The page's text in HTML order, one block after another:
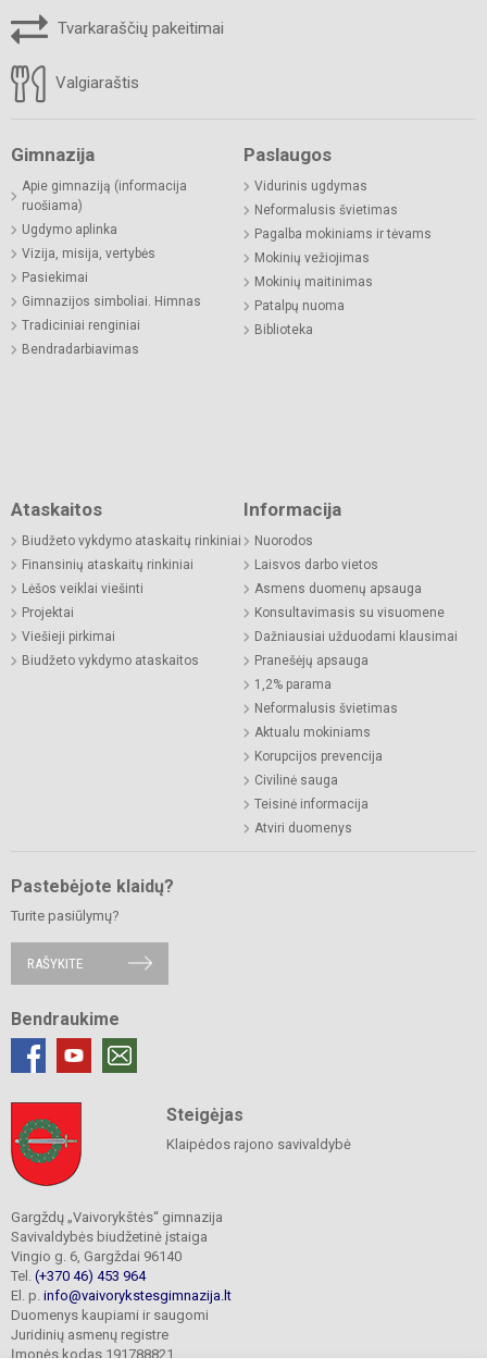
Tvarkaraščių pakeitimai
Valgiaraštis
Gimnazija
Apie gimnaziją (informacija
ruošiama)
Ugdymo aplinka
Vizija, misija, vertybės
Pasiekimai
Gimnazijos simboliai. Himnas
Tradiciniai renginiai
Bendradarbiavimas
Paslaugos
Vidurinis ugdymas
Neformalusis švietimas
Pagalba mokiniams ir tėvams
Mokinių vežiojimas
Mokinių maitinimas
Patalpų nuoma
Biblioteka
Ataskaitos
Biudžeto vykdymo ataskaitų rinkiniai
Finansinių ataskaitų rinkiniai
Lėšos veiklai viešinti
Projektai
Viešieji pirkimai
Biudžeto vykdymo ataskaitos
Informacija
Nuorodos
Laisvos darbo vietos
Asmens duomenų apsauga
Konsultavimasis su visuomene
Dažniausiai užduodami klausimai
Pranešėjų apsauga
1,2% parama
Neformalusis švietimas
Aktualu mokiniams
Korupcijos prevencija
Civilinė sauga
Teisinė informacija
Atviri duomenys
Pastebėjote klaidų?
Turite pasiūlymų?
RAŠYKITE
Bendraukime
Steigėjas
Klaipėdos rajono savivaldybė
Gargždų „Vaivorykštės“ gimnazija
Savivaldybės biudžetinė įstaiga
Vingio g. 6, Gargždai 96140
Tel. (+370 46) 453 964
El. p. info@vaivorykstesgimnazija.lt
Duomenys kaupiami ir saugomi
Juridinių asmenų registre
Įmonės kodas 191788821